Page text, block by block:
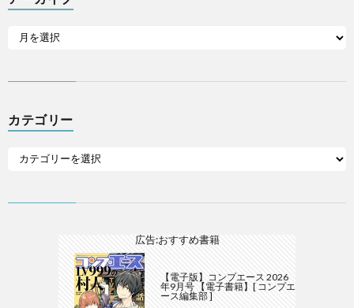
カテゴリー
広告:おすすめ書籍
【電子版】コンプエース 2026
年9月号 【電子書籍】[ コンプエ
ース編集部 ]